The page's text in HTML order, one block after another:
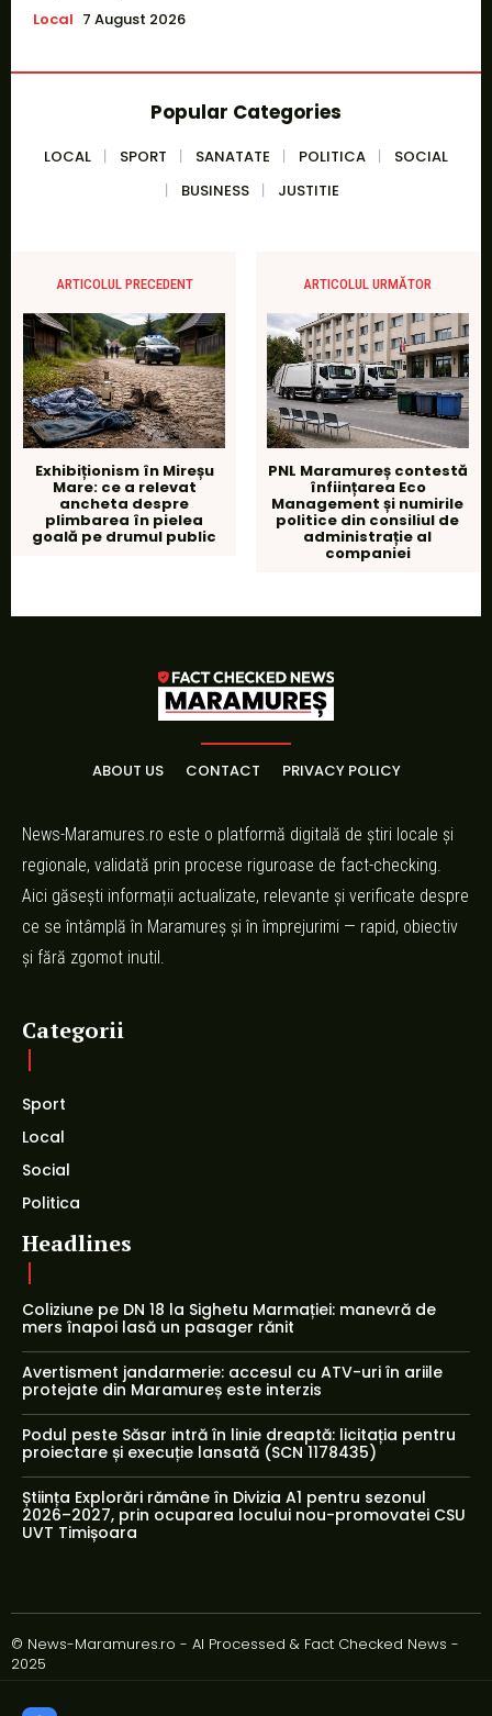
Local 7 August 2026
Popular Categories
LOCAL SPORT SANATATE POLITICA
SOCIAL
BUSINESS
JUSTITIE
ARTICOLUL PRECEDENT
Exhibiționism în Mireșu
Mare: ce a relevat
ancheta despre
plimbarea în pielea
goală pe drumul public
ARTICOLUL URMĂTOR
PNL Maramureș contestă
înființarea Eco
Management și numirile
politice din consiliul de
administrație al
companiei
ABOUT US CONTACT PRIVACY POLICY
News-Maramures.ro este o platformă digitală de știri locale și
regionale, validată prin procese riguroase de fact-checking.
Aici găsești informații actualizate, relevante și verificate despre
ce se întâmplă în Maramureș și în împrejurimi — rapid, obiectiv
și fără zgomot inutil.
Categorii
Sport
Local
Social
Politica
Headlines
Coliziune pe DN 18 la Sighetu Marmației: manevră de
mers înapoi lasă un pasager rănit
Avertisment jandarmerie: accesul cu ATV-uri în ariile
protejate din Maramureș este interzis
Podul peste Săsar intră în linie dreaptă: licitația pentru
proiectare și execuție lansată (SCN 1178435)
Știința Explorări rămâne în Divizia A1 pentru sezonul
2026–2027, prin ocuparea locului nou-promovatei CSU
UVT Timișoara
© News-Maramures.ro - AI Processed & Fact Checked News -
2025